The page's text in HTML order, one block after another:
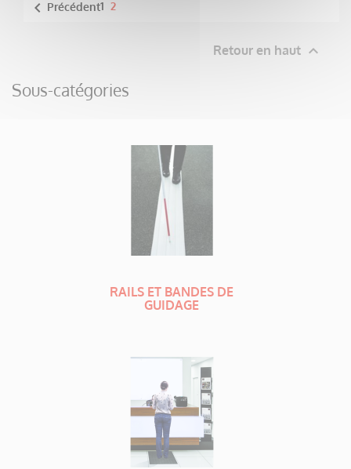
 Précédent1 2
Retour en haut 
Sous-catégories
RAILS ET BANDES DE
GUIDAGE